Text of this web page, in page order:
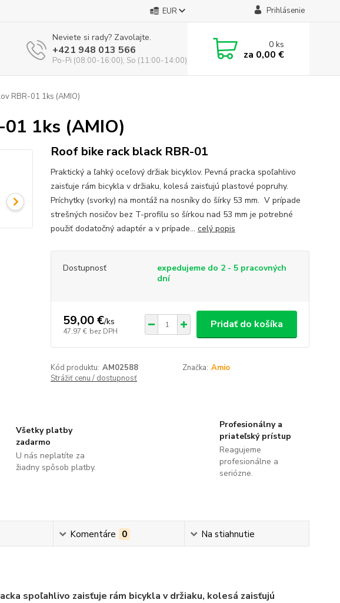
EUR Prihlásenie
Neviete si rady? Zavolajte.
+421 948 013 566
Po-Pi (08:00-16:00), So (11:00-14:00)
0ks
za 0,00 €
RBR-01 1ks (AMIO)
1ks (AMIO)
Roof bike rack black RBR-01
Praktický a ľahký oceľový držiak bicyklov. Pevná pracka spoľahlivo
zaisťuje rám bicykla v držiaku, kolesá zaisťujú plastové popruhy.
Príchytky (svorky) na montáž na nosníky do šírky 53 mm. V prípade
strešných nosičov bez T-profilu so šírkou nad 53 mm je potrebné
použiť dodatočný adaptér a v prípade... celý popis
Dostupnosť
expedujeme do 2 - 5 pracovných
dní
59,00 €/ks
47,97 € bez DPH
Pridať do košíka
Kód produktu: AM02588 Značka: Amio
Strážiť cenu / dostupnosť
Všetky platby
zadarmo
U nás neplatíte za
žiadny spôsob platby.
Profesionálny a
priateľský prístup
Reagujeme
profesionálne a
seriózne.
Komentáre 0 Na stiahnutie
spoľahlivo zaisťuje rám bicykla v držiaku, kolesá zaisťujú